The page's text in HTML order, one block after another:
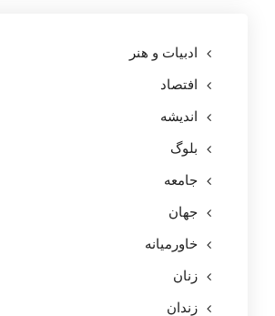
ادبیات و هنر
افتصاد
اندیشه
بلوگ
جامعه
جهان
خاورمیانه
زنان
زندان